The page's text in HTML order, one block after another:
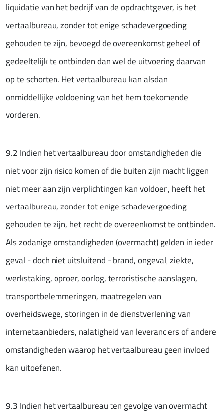
liquidatie van het bedrijf van de opdrachtgever, is het
vertaalbureau, zonder tot enige schadevergoeding
gehouden te zijn, bevoegd de overeenkomst geheel of
gedeeltelijk te ontbinden dan wel de uitvoering daarvan
op te schorten. Het vertaalbureau kan alsdan
onmiddellijke voldoening van het hem toekomende
vorderen.
9.2 Indien het vertaalbureau door omstandigheden die
niet voor zijn risico komen of die buiten zijn macht liggen
niet meer aan zijn verplichtingen kan voldoen, heeft het
vertaalbureau, zonder tot enige schadevergoeding
gehouden te zijn, het recht de overeenkomst te ontbinden.
Als zodanige omstandigheden (overmacht) gelden in ieder
geval - doch niet uitsluitend - brand, ongeval, ziekte,
werkstaking, oproer, oorlog, terroristische aanslagen,
transportbelemmeringen, maatregelen van
overheidswege, storingen in de dienstverlening van
internetaanbieders, nalatigheid van leveranciers of andere
omstandigheden waarop het vertaalbureau geen invloed
kan uitoefenen.
9.3 Indien het vertaalbureau ten gevolge van overmacht